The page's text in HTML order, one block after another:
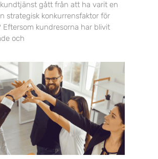
gått från att ha varit en
strategisk konkurrensfaktor för
Eftersom kundresorna har blivit
och